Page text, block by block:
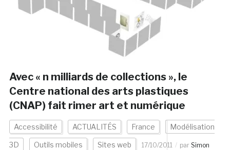
Avec « n milliards de collections », le
Centre national des arts plastiques
(CNAP) fait rimer art et numérique
Accessibilité ACTUALITÉS France Modélisation
3D Outils mobiles Sites web 17/10/2011 par Simon